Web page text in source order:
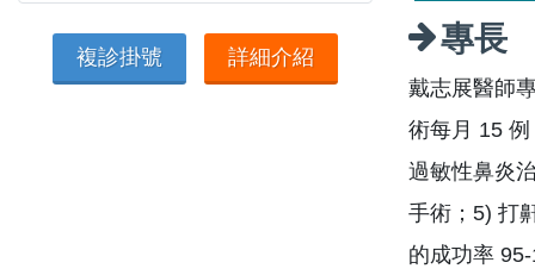
複診掛號 詳細介紹 專長
戴志展醫師
術每月 15
過敏性鼻炎
手術；5) 打
的成功率